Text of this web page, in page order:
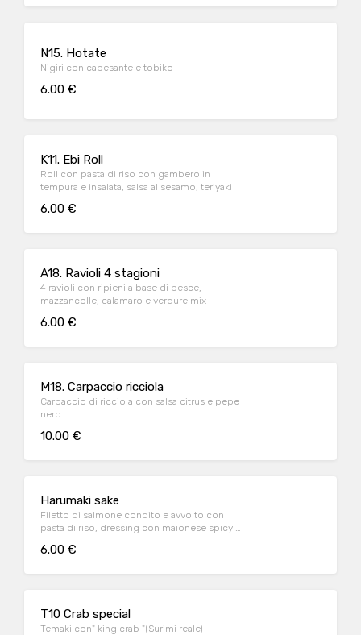
N15. Hotate
Nigiri con capesante e tobiko
6.00 €
K11. Ebi Roll
Roll con pasta di riso con gambero in
tempura e insalata, salsa al sesamo, teriyaki
6.00 €
A18. Ravioli 4 stagioni
4 ravioli con ripieni a base di pesce,
mazzancolle, calamaro e verdure mix
6.00 €
M18. Carpaccio ricciola
Carpaccio di ricciola con salsa citrus e pepe
nero
10.00 €
Harumaki sake
Filetto di salmone condito e avvolto con
pasta di riso, dressing con maionese spicy e
6.00 €
T10 Crab special
Temaki con" king crab "(Surimi reale)